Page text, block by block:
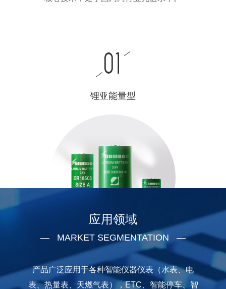
锂亚能量型
该系列电池以长时间微电流工作，工作电压平稳，安全
性好为主要特点。